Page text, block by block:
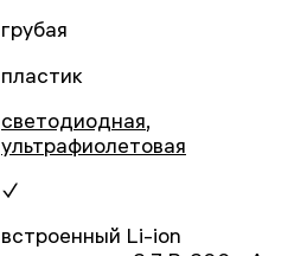
грубая
пластик
светодиодная,
ультрафиолетовая
✓
встроенный Li-ion